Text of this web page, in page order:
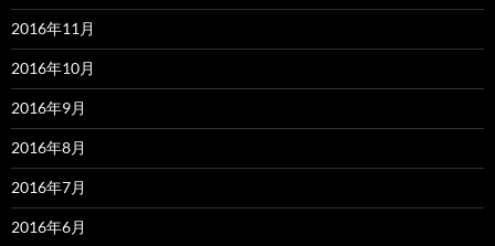
2016年11月
2016年10月
2016年9月
2016年8月
2016年7月
2016年6月